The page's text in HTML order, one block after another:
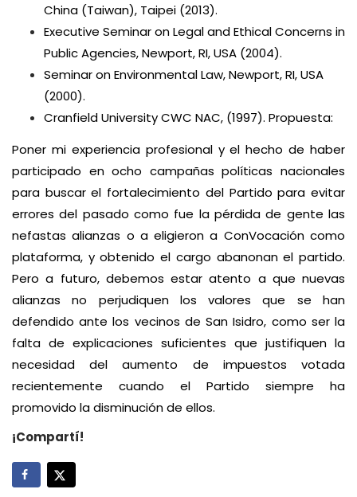
China (Taiwan), Taipei (2013).
Executive Seminar on Legal and Ethical Concerns in
Public Agencies, Newport, RI, USA (2004).
Seminar on Environmental Law, Newport, RI, USA
(2000).
Cranfield University CWC NAC, (1997). Propuesta:
Poner mi experiencia profesional y el hecho de haber
participado en ocho campañas políticas nacionales
para buscar el fortalecimiento del Partido para evitar
errores del pasado como fue la pérdida de gente las
nefastas alianzas o a eligieron a ConVocación como
plataforma, y obtenido el cargo abanonan el partido.
Pero a futuro, debemos estar atento a que nuevas
alianzas no perjudiquen los valores que se han
defendido ante los vecinos de San Isidro, como ser la
falta de explicaciones suficientes que justifiquen la
necesidad del aumento de impuestos votada
recientemente cuando el Partido siempre ha
promovido la disminución de ellos.
¡Compartí!